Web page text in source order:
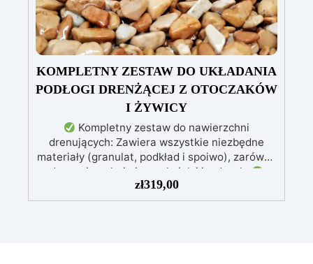
KOMPLETNY ZESTAW DO UKŁADANIA
PODŁOGI DRENŻĄCEJ Z OTOCZAKÓW
I ŻYWICY
Kompletny zestaw do nawierzchni
drenujących: Zawiera wszystkie niezbędne
materiały (granulat, podkład i spoiwo), zarówno
do powierzchni pieszych, jak i jezdnych.
Łatwy w aplikacji: Szczegółowe instrukcje
zapewniają doskonałe rezultaty, nawet bez
zł319,00